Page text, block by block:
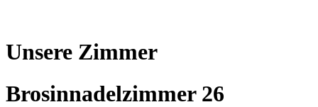
Unsere Zimmer
Brosinnadelzimmer 26